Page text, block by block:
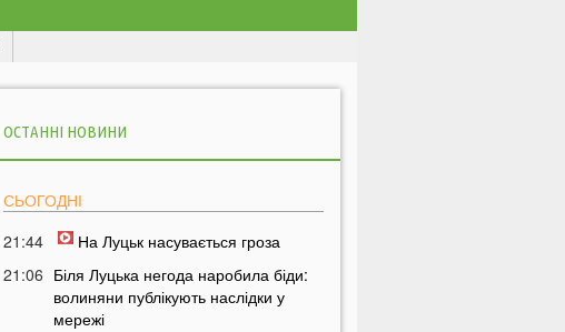
ОСТАННІ НОВИНИ
СЬОГОДНІ
21:44
На Луцьк насувається гроза
21:06 Біля Луцька негода наробила біди:
волиняни публікують наслідки у
мережі